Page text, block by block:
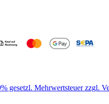
gesetzl. Mehrwertsteuer zzgl.